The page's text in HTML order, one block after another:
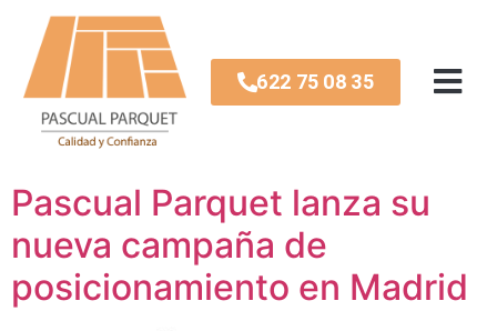
622 75 08 35
Etiqueta:
Acuchillar
parquet con muebles
Pascual Parquet lanza su
nueva campaña de
posicionamiento en Madrid